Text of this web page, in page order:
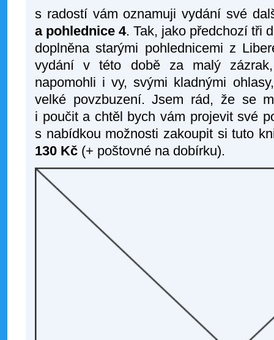
s radostí vám oznamuji vydání své
a pohlednice 4. Tak, jako předchozí tři
doplněna starými pohlednicemi z
vydání v této době za malý
napomohli i vy, svými kladnými
velké povzbuzení. Jsem rád, že se
i poučit a chtěl bych vám projevit své
s nabídkou možnosti zakoupit si tuto
130 Kč (+ poštovné na dobírku).